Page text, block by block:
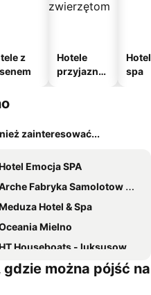
z
Hotele
przyjazne
spa
zainteresować...
Emocja SPA
Fabryka Samolotow W Mielnie
Hotel & Spa
Mielno
Houseboats - luksusowe domki na wodzie - sauna, jacuzzi
Villa Stella SPAmożna pójść na